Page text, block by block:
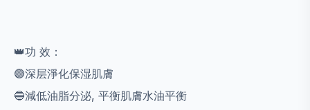
👑功 效：
🟣深层淨化保湿肌膚
🔵減低油脂分泌, 平衡肌膚水油平衡